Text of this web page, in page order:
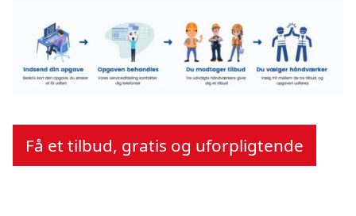
Få et tilbud, gratis og uforpligtende